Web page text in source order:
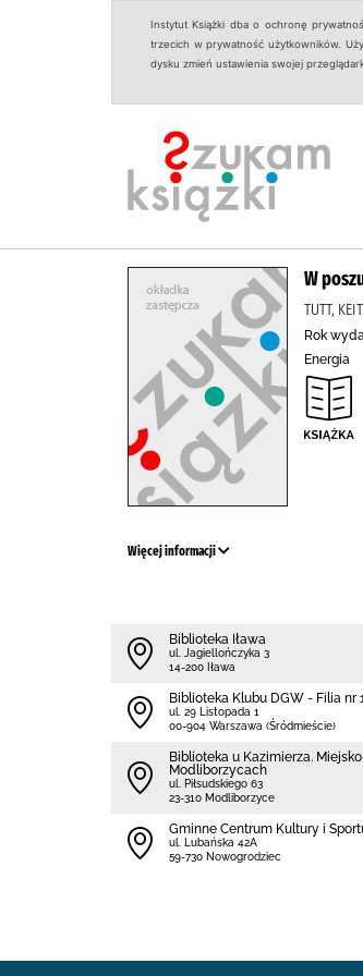
Instytut Książki dba o ochronę
trzecich w prywatność użytkowników.
dysku zmień ustawienia swojej
W
TUTT,
Rok
Energia
Więcej informacji
Biblioteka Iława
ul. Jagiellończyka 3
14-200 Iława
Biblioteka Klubu DGW - Filia nr
ul. 29 Listopada 1
00-904 Warszawa (Śródmieście)
Biblioteka u Kazimierza.
Modliborzycach
ul. Piłsudskiego 63
23-310 Modliborzyce
Gminne Centrum Kultury i
ul. Lubańska 42A
59-730 Nowogrodziec